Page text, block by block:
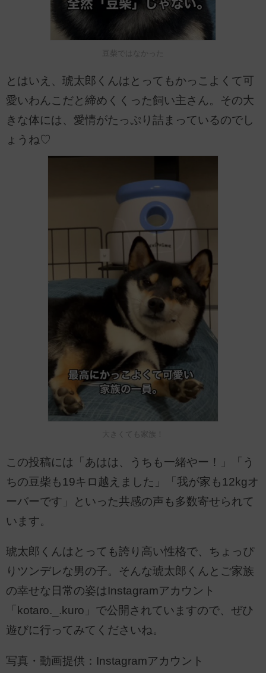
豆柴ではなかった
とはいえ、琥太郎くんはとってもかっこよくて可
愛いわんこだと締めくくった飼い主さん。その大
きな体には、愛情がたっぷり詰まっているのでし
ょうね♡
大きくても家族！
この投稿には「あはは、うちも一緒やー！」「う
ちの豆柴も19キロ越えました」「我が家も12kgオ
ーバーです」といった共感の声も多数寄せられて
います。
琥太郎くんはとっても誇り高い性格で、ちょっぴ
りツンデレな男の子。そんな琥太郎くんとご家族
の幸せな日常の姿はInstagramアカウント
「kotaro._.kuro」で公開されていますので、ぜひ
遊びに行ってみてくださいね。
写真・動画提供：Instagramアカウント